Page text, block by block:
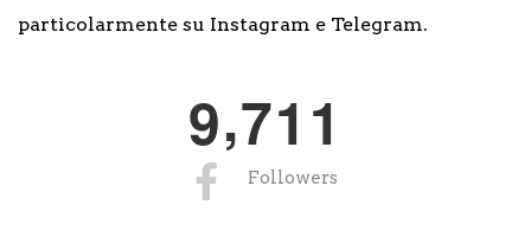
particolarmente su Instagram e Telegram.
9,711
Followers